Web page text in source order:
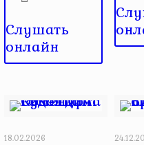
Слушать
онлайн
18.02.2026